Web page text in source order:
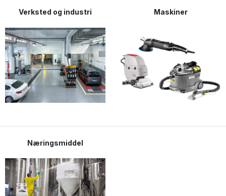
Verksted og industri Maskiner
Næringsmiddel